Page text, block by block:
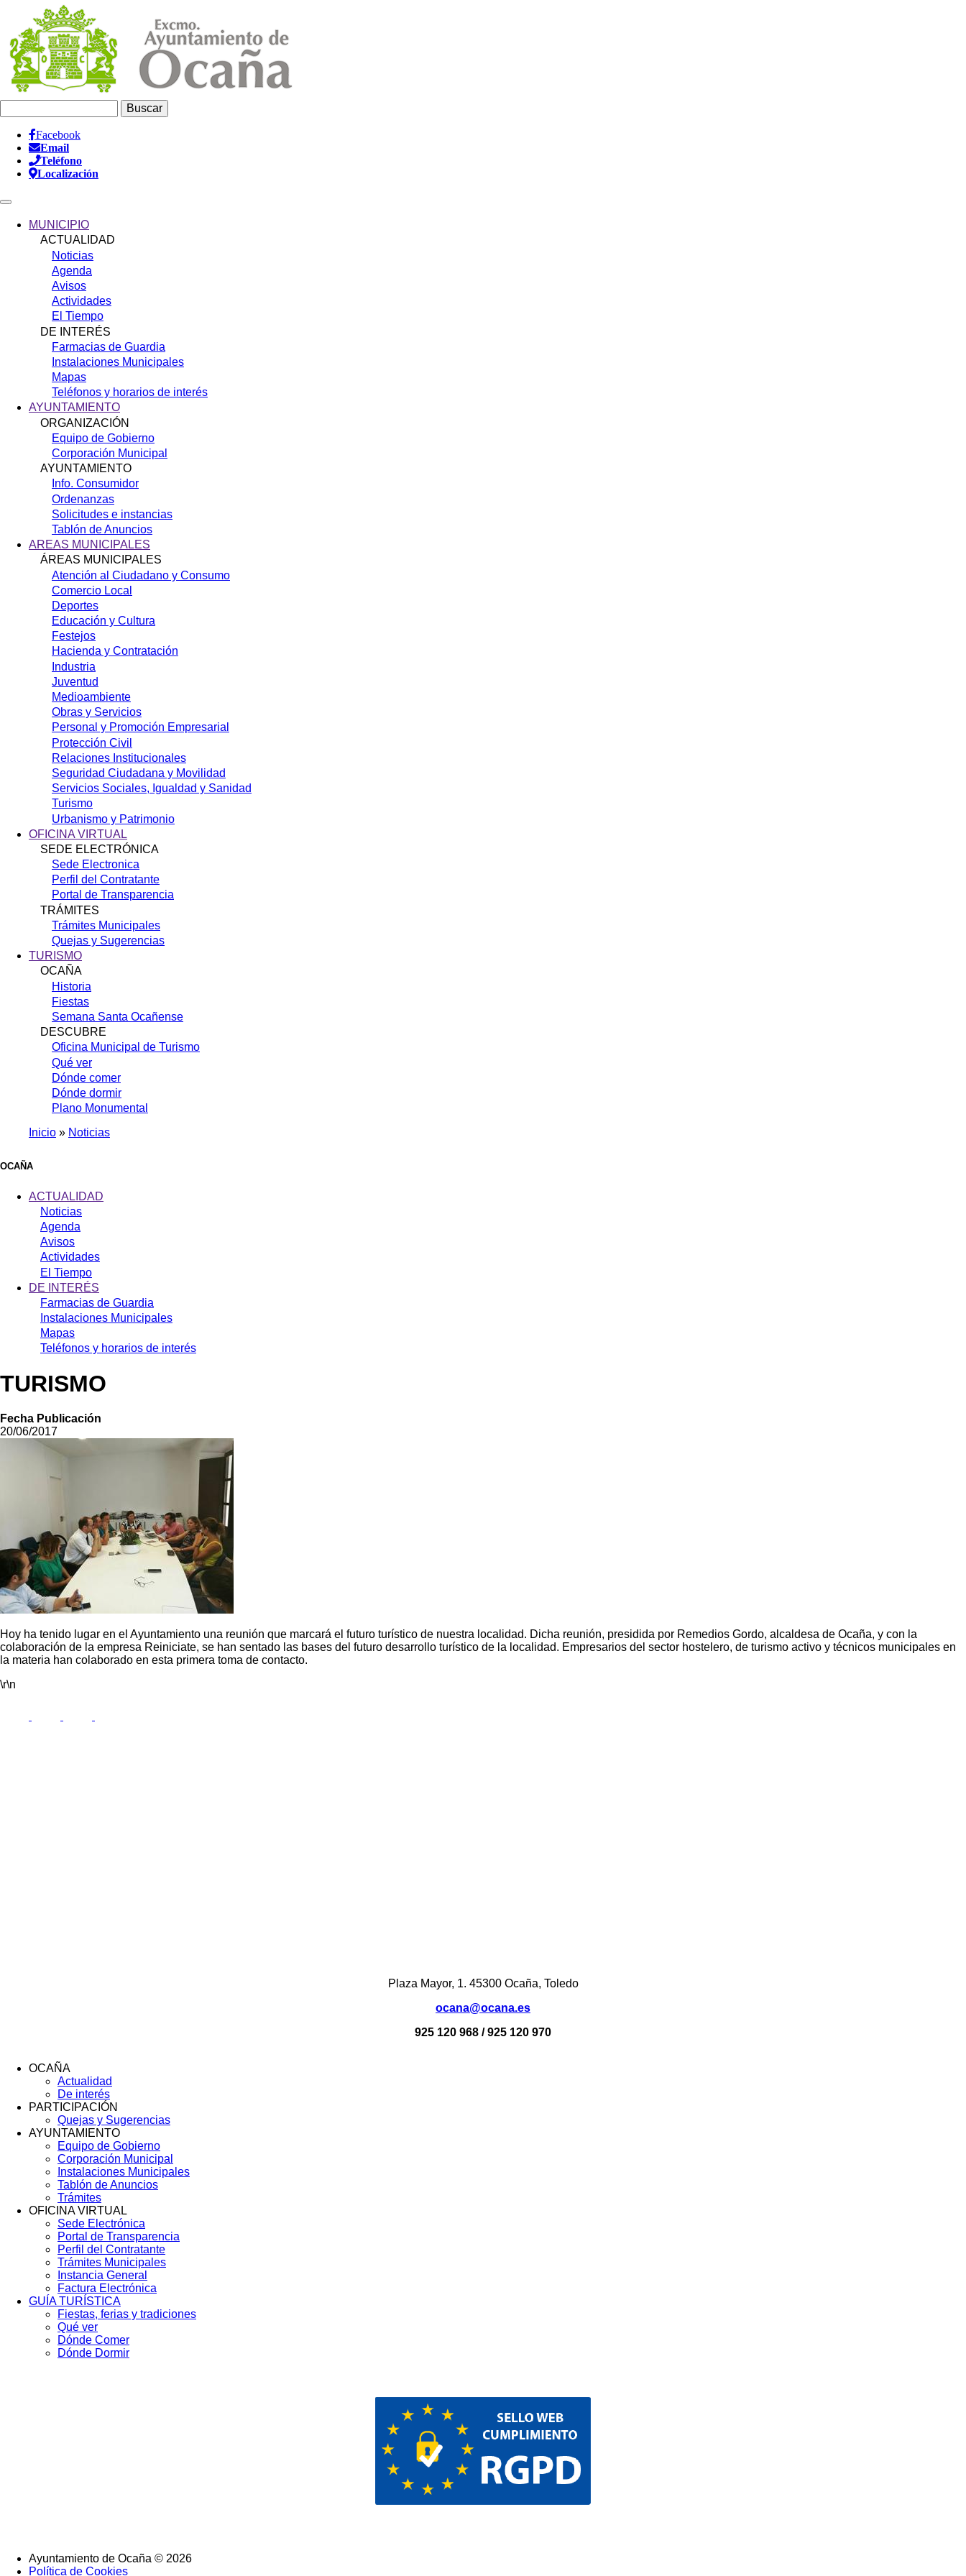
contenido
principal
Información
Header
Facebook
Email
Teléfono
Localización
navigationMUNICIPIO
ACTUALIDAD
Noticias
Agenda
Avisos
Actividades
El Tiempo
DE INTERÉS
Farmacias de Guardia
Instalaciones Municipales
Mapas
Teléfonos y horarios de interés
AYUNTAMIENTO
ORGANIZACIÓN
Equipo de Gobierno
Corporación Municipal
AYUNTAMIENTO
Info. Consumidor
Ordenanzas
Solicitudes e instancias
Tablón de Anuncios
AREAS MUNICIPALES
ÁREAS MUNICIPALES
Atención al Ciudadano y Consumo
Comercio Local
Deportes
Educación y Cultura
Festejos
Hacienda y Contratación
Industria
Juventud
Medioambiente
Obras y Servicios
Personal y Promoción Empresarial
Protección Civil
Relaciones Institucionales
Seguridad Ciudadana y Movilidad
Servicios Sociales, Igualdad y Sanidad
Turismo
Urbanismo y Patrimonio
OFICINA VIRTUAL
SEDE ELECTRÓNICA
Sede Electronica
Perfil del Contratante
Portal de Transparencia
TRÁMITES
Trámites Municipales
Quejas y Sugerencias
TURISMO
OCAÑA
Historia
Fiestas
Semana Santa Ocañense
DESCUBRE
Oficina Municipal de Turismo
Qué ver
Dónde comer
Dónde dormir
Plano Monumental
enlaces
de
ayuda
navegación
Inicio Noticias
OCAÑA
ACTUALIDAD
Noticias
Agenda
Avisos
Actividades
El Tiempo
DE INTERÉS
Farmacias de Guardia
Instalaciones Municipales
Mapas
Teléfonos y horarios de interés
TURISMO
Fecha Publicación
20/06/2017
Hoy ha tenido lugar en el Ayuntamiento una reunión que marcará el futuro turístico de nuestra localidad. Dicha reunión, presidida por Remedios Gordo, alcaldesa de Ocaña, y con la
colaboración de la empresa Reiniciate, se han sentado las bases del futuro desarrollo turístico de la localidad. Empresarios del sector hostelero, de turismo activo y técnicos municipales en
la materia han colaborado en esta primera toma de contacto.
\r\n
Plaza Mayor, 1. 45300 Ocaña, Toledo
ocana@ocana.es
925 120 968 / 925 120 970
OCAÑA
Actualidad
De interés
PARTICIPACIÓN
Quejas y Sugerencias
AYUNTAMIENTO
Equipo de Gobierno
Corporación Municipal
Instalaciones Municipales
Tablón de Anuncios
Trámites
OFICINA VIRTUAL
Sede Electrónica
Portal de Transparencia
Perfil del Contratante
Trámites Municipales
Instancia General
Factura Electrónica
GUÍA TURÍSTICA
Fiestas, ferias y tradiciones
Qué ver
Dónde Comer
Dónde Dormir
Ayuntamiento de Ocaña © 2026
Política de Cookies